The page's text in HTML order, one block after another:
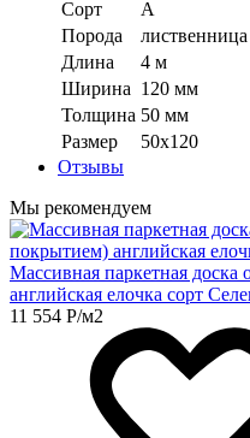
Сорт
А
Порода
лиственница
Длина
4 м
Ширина 120 мм
Толщина 50 мм
Размер
50х120
Отзывы
Мы рекомендуем
Массивная паркетная
английская елочка сорт
11 554 Р/м2